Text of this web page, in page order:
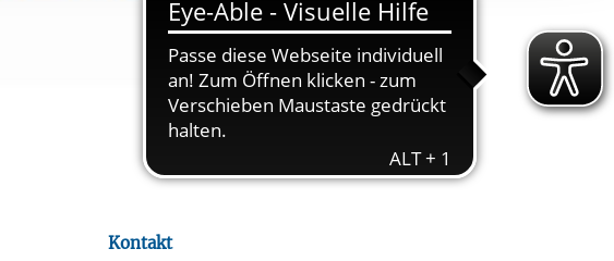
zur Bereitstellung
Diese Cookies setzen wir
Wiedergabe starten/stoppen
Kontakt